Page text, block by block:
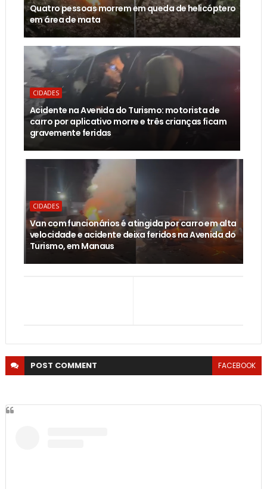
Quatro pessoas morrem em queda de helicóptero
em área de mata
CIDADES
Acidente na Avenida do Turismo: motorista de
carro por aplicativo morre e três crianças ficam
gravemente feridas
CIDADES
Van com funcionários é atingida por carro em alta
velocidade e acidente deixa feridos na Avenida do
Turismo, em Manaus
POST COMMENT FACEBOOK